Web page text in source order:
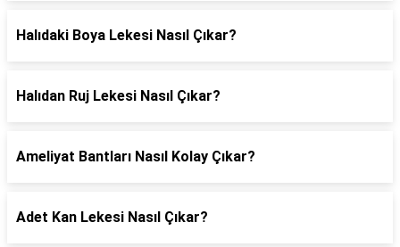
Halıdaki Boya Lekesi Nasıl Çıkar?
Halıdan Ruj Lekesi Nasıl Çıkar?
Ameliyat Bantları Nasıl Kolay Çıkar?
Adet Kan Lekesi Nasıl Çıkar?